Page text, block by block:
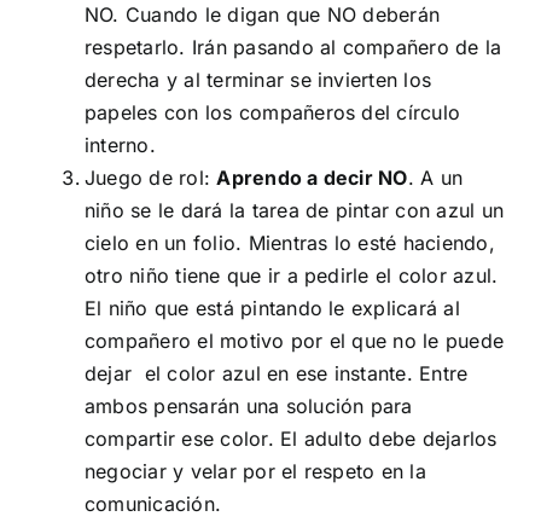
NO. Cuando le digan que NO deberán
respetarlo. Irán pasando al compañero de la
derecha y al terminar se invierten los
papeles con los compañeros del círculo
interno.
Juego de rol:Aprendo a decir NO. A un
niño se le dará la tarea de pintar con azul un
cielo en un folio. Mientras lo esté haciendo,
otro niño tiene que ir a pedirle el color azul.
El niño que está pintando le explicará al
compañero el motivo por el que no le puede
dejar el color azul en ese instante. Entre
ambos pensarán una solución para
compartir ese color. El adulto debe dejarlos
negociar y velar por el respeto en la
comunicación.